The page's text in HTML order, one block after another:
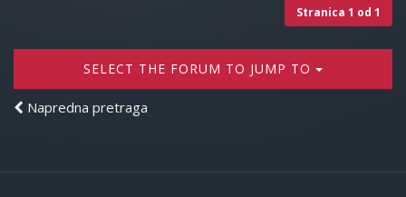
Stranica 1 od 1
SELECT THE FORUM TO JUMP TO
Napredna pretraga